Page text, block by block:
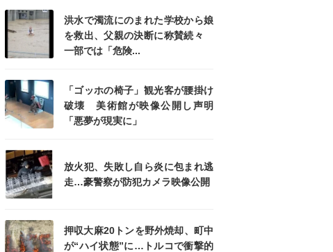
洪水で濁流にのまれた学校から娘
を救出、父親の決断に称賛続々
一部では「危険...
「ゴッホの椅子」観光客が腰掛け
破壊 美術館が映像公開し声明
「悪夢が現実に」
放火犯、失敗し自ら炎に包まれ逃
走…豪警察が防犯カメラ映像公開
押収大麻20トンを野外焼却、町中
が“ハイ状態”に…トルコで衝撃的